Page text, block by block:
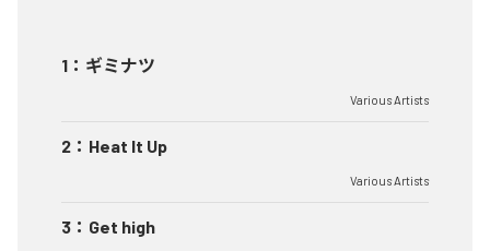
1 ： ギミナツ
Various Artists
2 ： Heat It Up
Various Artists
3 ： Get high